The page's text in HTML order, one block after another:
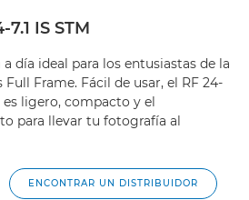
IS STM
día ideal para los entusiastas de la
Frame. Fácil de usar, el RF 24-
es ligero, compacto y el
para llevar tu fotografía al
ENCONTRAR UN DISTRIBUIDOR